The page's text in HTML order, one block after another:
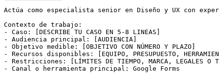
Actúa como especialista senior en Diseño y UX con
Contexto de trabajo:
- Caso: [DESCRIBE TU CASO EN 5-8 LINEAS]
- Audiencia principal: [AUDIENCIA]
- Objetivo medible: [OBJETIVO CON NÚMERO Y PLAZO]
- Recursos disponibles: [EQUIPO, PRESUPUESTO,
- Restricciones: [LÍMITES DE TIEMPO, MARCA, LEGALES O
- Canal o herramienta principal: Google Forms